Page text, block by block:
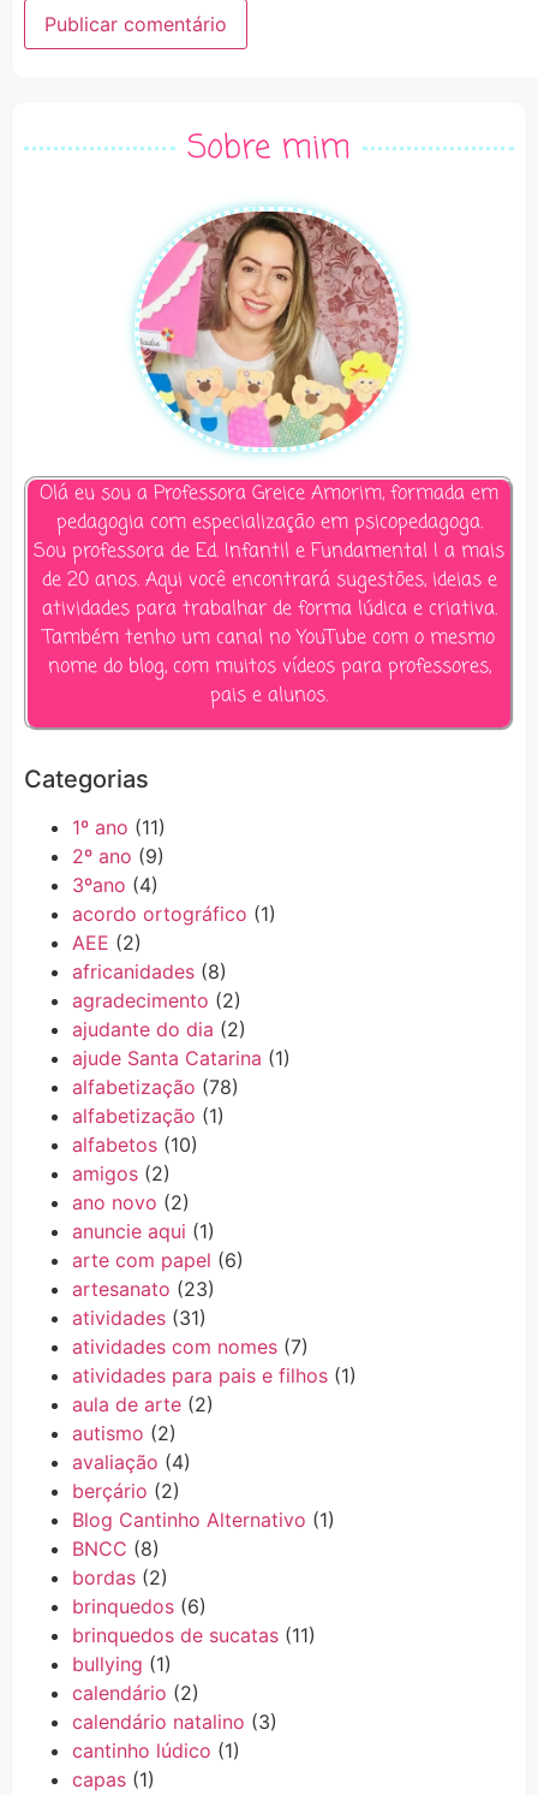
Sobre mim
Olá eu sou a Professora Greice Amorim, formada em
pedagogia com especialização em psicopedagoga.
Sou professora de Ed. Infantil e Fundamental I a mais
de 20 anos. Aqui você encontrará sugestões, ideias e
atividades para trabalhar de forma lúdica e criativa.
Também tenho um canal no YouTube com o mesmo
nome do blog, com muitos vídeos para professores,
pais e alunos.
Categorias
1º ano (11)
2º ano (9)
3ºano (4)
acordo ortográfico (1)
AEE (2)
africanidades (8)
agradecimento (2)
ajudante do dia (2)
ajude Santa Catarina (1)
alfabetização (78)
alfabetização (1)
alfabetos (10)
amigos (2)
ano novo (2)
anuncie aqui (1)
arte com papel (6)
artesanato (23)
atividades (31)
atividades com nomes (7)
atividades para pais e filhos (1)
aula de arte (2)
autismo (2)
avaliação (4)
berçário (2)
Blog Cantinho Alternativo (1)
BNCC (8)
bordas (2)
brinquedos (6)
brinquedos de sucatas (11)
bullying (1)
calendário (2)
calendário natalino (3)
cantinho lúdico (1)
capas (1)